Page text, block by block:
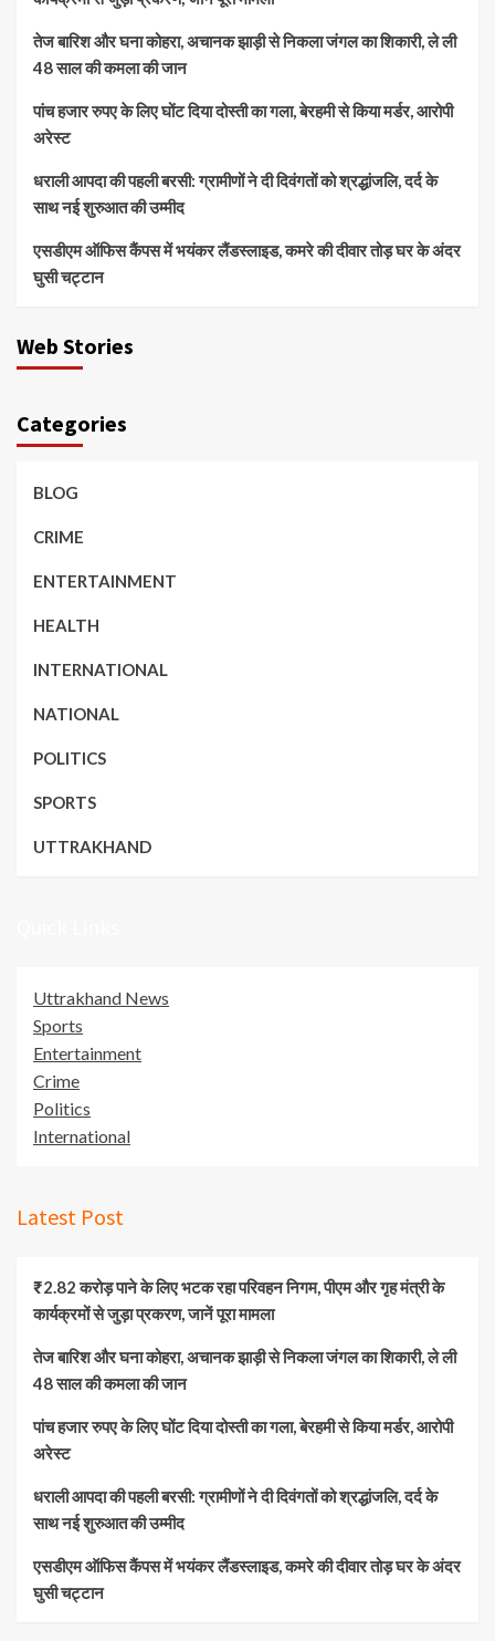
तेज बारिश और घना कोहरा, अचानक झाड़ी से निकला जंगल का शिकारी, ले ली
48 साल की कमला की जान
पांच हजार रुपए के लिए घोंट दिया दोस्ती का गला, बेरहमी से किया मर्डर, आरोपी
अरेस्ट
धराली आपदा की पहली बरसी: ग्रामीणों ने दी दिवंगतों को श्रद्धांजलि, दर्द के
साथ नई शुरुआत की उम्मीद
एसडीएम ऑफिस कैंपस में भयंकर लैंडस्लाइड, कमरे की दीवार तोड़ घर के अंदर
घुसी चट्टान
Web Stories
Categories
BLOG
CRIME
ENTERTAINMENT
HEALTH
INTERNATIONAL
NATIONAL
POLITICS
SPORTS
UTTRAKHAND
Uttrakhand News
Sports
Entertainment
Crime
Politics
International
Latest Post
₹2.82 करोड़ पाने के लिए भटक रहा परिवहन निगम, पीएम और गृह मंत्री के
कार्यक्रमों से जुड़ा प्रकरण, जानें पूरा मामला
तेज बारिश और घना कोहरा, अचानक झाड़ी से निकला जंगल का शिकारी, ले ली
48 साल की कमला की जान
पांच हजार रुपए के लिए घोंट दिया दोस्ती का गला, बेरहमी से किया मर्डर, आरोपी
अरेस्ट
धराली आपदा की पहली बरसी: ग्रामीणों ने दी दिवंगतों को श्रद्धांजलि, दर्द के
साथ नई शुरुआत की उम्मीद
एसडीएम ऑफिस कैंपस में भयंकर लैंडस्लाइड, कमरे की दीवार तोड़ घर के अंदर
घुसी चट्टान